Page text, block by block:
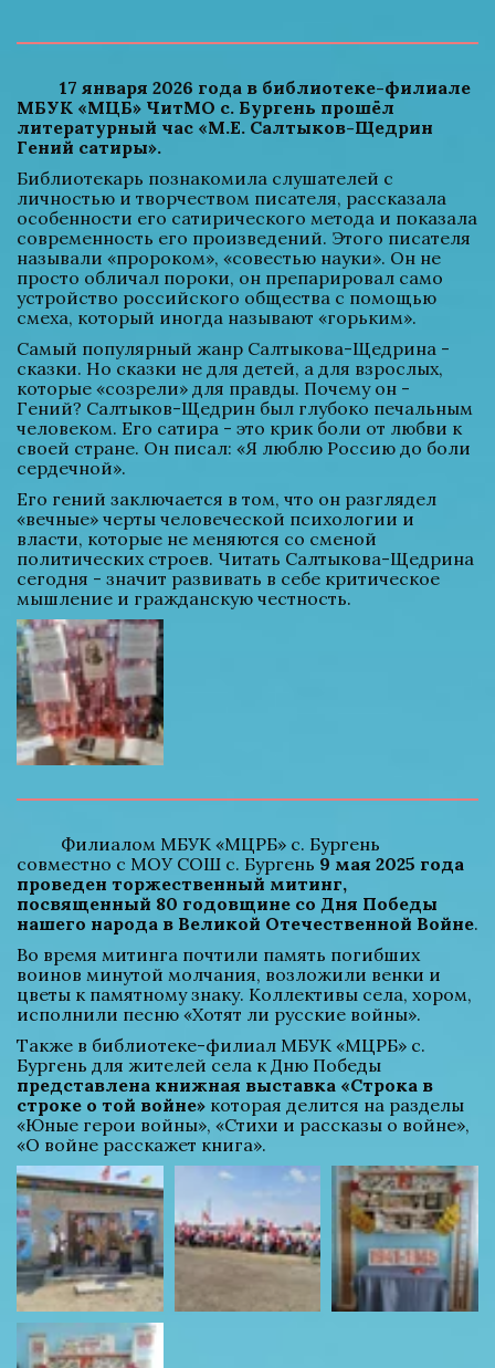
17 января 2026 года в библиотеке-филиале
МБУК «МЦБ» ЧитМО с. Бургень прошёл
литературный час «М.Е. Салтыков-Щедрин
Гений сатиры».
Библиотекарь познакомила слушателей с
личностью и творчеством писателя, рассказала
особенности его сатирического метода и показала
современность его произведений. Этого писателя
называли «пророком», «совестью науки». Он не
просто обличал пороки, он препарировал само
устройство российского общества с помощью
смеха, который иногда называют «горьким».
Самый популярный жанр Салтыкова-Щедрина -
сказки. Но сказки не для детей, а для взрослых,
которые «созрели» для правды. Почему он -
Гений? Салтыков-Щедрин был глубоко печальным
человеком. Его сатира - это крик боли от любви к
своей стране. Он писал: «Я люблю Россию до боли
сердечной».
Его гений заключается в том, что он разглядел
«вечные» черты человеческой психологии и
власти, которые не меняются со сменой
политических строев. Читать Салтыкова-Щедрина
сегодня - значит развивать в себе критическое
мышление и гражданскую честность.
совместно с МОУ СОШ с. Бургень 9 мая 2025 года
проведен торжественный митинг,
посвященный 80 годовщине со Дня Победы
нашего народа в Великой Отечественной Войне.
Во время митинга почтили память погибших
воинов минутой молчания, возложили венки и
цветы к памятному знаку. Коллективы села, хором,
исполнили песню «Хотят ли русские войны».
Также в библиотеке-филиал МБУК «МЦРБ» с.
представлена книжная выставка «Строка в
строке о той войне» которая делится на разделы
«Юные герои войны», «Стихи и рассказы о войне»,
«О войне расскажет книга».